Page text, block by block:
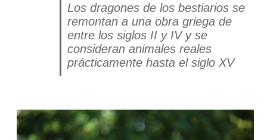
Los dragones de los bestiarios se
remontan a una obra griega de
entre los siglos II y IV y se
consideran animales reales
prácticamente hasta el siglo XV